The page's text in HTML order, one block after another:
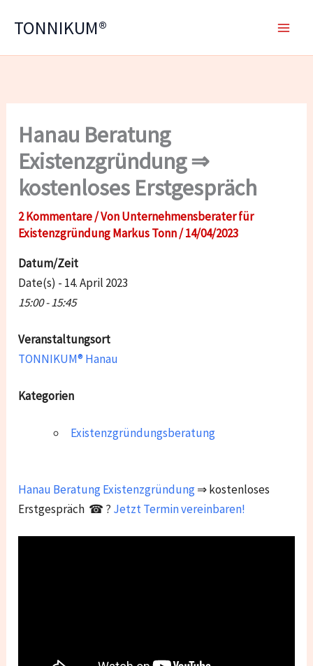
InhaltTONNIKUM®
Hanau Beratung
Existenzgründung ⇒
kostenloses Erstgespräch
2 Kommentare/ VonUnternehmensberater für
Existenzgründung Markus Tonn/14/04/2023
Datum/Zeit
Date(s) - 14. April 2023
15:00 - 15:45
Veranstaltungsort
TONNIKUM® Hanau
Kategorien
Existenzgründungsberatung
Hanau Beratung Existenzgründung⇒ kostenloses
Erstgespräch ☎ ? Jetzt Termin vereinbaren!